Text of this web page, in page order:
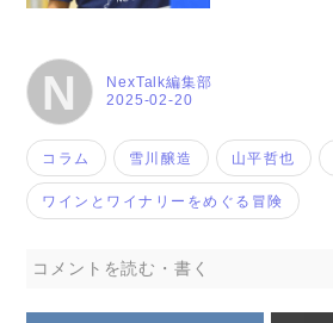
N 2025-02-20
NexTalk編集部
コラム 雪川醸造 山平哲也
ワインとワイナリーをめぐる冒険
コメントを読む・書く